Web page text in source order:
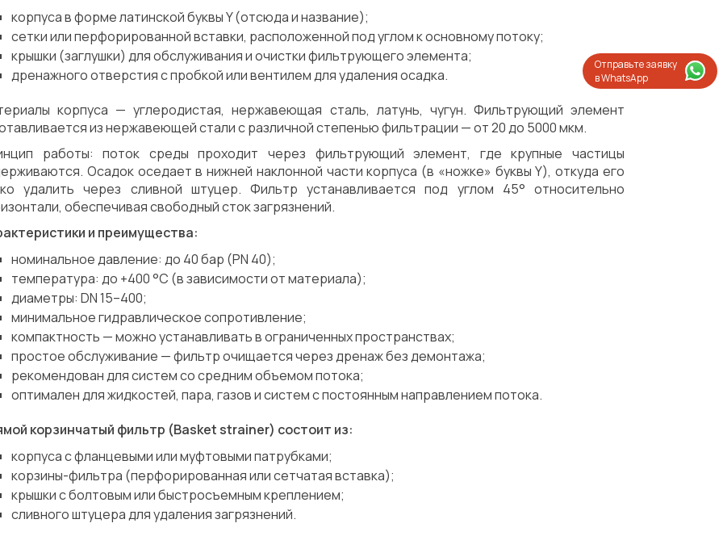
Отправьте заявку
в WhatsApp
корпуса в форме латинской буквы Y (отсюда и название);
сетки или перфорированной вставки, расположенной под углом к основному потоку;
крышки (заглушки) для обслуживания и очистки фильтрующего элемента;
дренажного отверстия с пробкой или вентилем для удаления осадка.
корпуса — углеродистая, нержавеющая сталь, латунь, чугун. Фильтрующий элемент
из нержавеющей стали с различной степенью фильтрации — от 20 до 5000 мкм.
работы: поток среды проходит через фильтрующий элемент, где крупные частицы
Осадок оседает в нижней наклонной части корпуса (в «ножке» буквы Y), откуда его
удалить через сливной штуцер. Фильтр устанавливается под углом 45° относительно
обеспечивая свободный сток загрязнений.
и преимущества:
номинальное давление: до 40 бар (PN 40);
температура: до +400 °C (в зависимости от материала);
диаметры: DN 15–400;
минимальное гидравлическое сопротивление;
компактность — можно устанавливать в ограниченных пространствах;
простое обслуживание — фильтр очищается через дренаж без демонтажа;
рекомендован для систем со средним объемом потока;
оптимален для жидкостей, пара, газов и систем с постоянным направлением потока.
корзинчатый фильтр (Basket strainer) состоит из:
корпуса с фланцевыми или муфтовыми патрубками;
корзины-фильтра (перфорированная или сетчатая вставка);
крышки с болтовым или быстросъемным креплением;
сливного штуцера для удаления загрязнений.